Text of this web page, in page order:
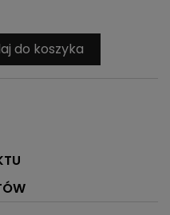
do koszyka